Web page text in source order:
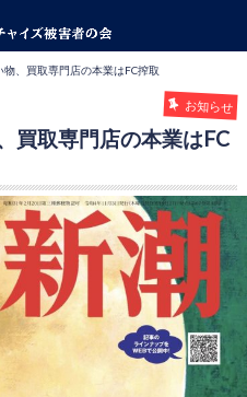
物、買取専門店の本業はFC搾取
お知らせ
買取専門店の本業はFC